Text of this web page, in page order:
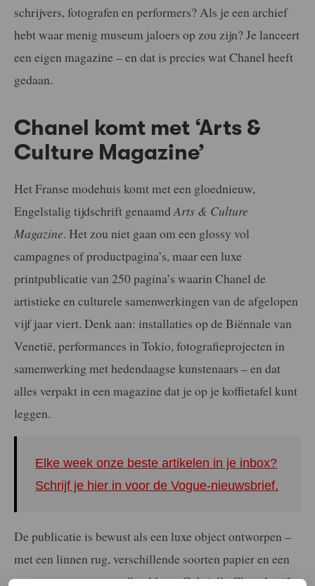
schrijvers, fotografen en performers? Als je een archief
hebt waar menig museum jaloers op zou zijn? Je lanceert
een eigen magazine – en dat is precies wat Chanel heeft
gedaan.
Chanel komt met ‘Arts &
Culture Magazine’
Het Franse modehuis komt met een gloednieuw,
Engelstalig tijdschrift genaamd Arts & Culture
Magazine. Het zou niet gaan om een glossy vol
campagnes of productpagina’s, maar een luxe
printpublicatie van 250 pagina’s waarin Chanel de
artistieke en culturele samenwerkingen van de afgelopen
vijf jaar viert. Denk aan: installaties op de Biënnale van
Venetië, performances in Tokio, fotografieprojecten in
samenwerking met hedendaagse kunstenaars – en dat
alles verpakt in een magazine dat je op je koffietafel kunt
leggen.
Elke week onze beste artikelen in je inbox?
Schrijf je hier in voor de Vogue-nieuwsbrief.
De publicatie is bewust als een luxe object ontworpen –
met een linnen rug, verschillende soorten papier en een
cover waarop een standbeeld van Gabrielle Chanel prijkt.